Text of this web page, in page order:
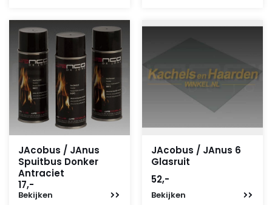
JAcobus / JAnus
Spuitbus Donker
Antraciet
17,-
Bekijken
JAcobus / JAnus 6
Glasruit
52,-
Bekijken